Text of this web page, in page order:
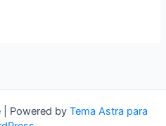
Powered by Tema Astra para